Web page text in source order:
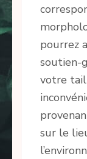
pourrez
soutien-
votre
sur le